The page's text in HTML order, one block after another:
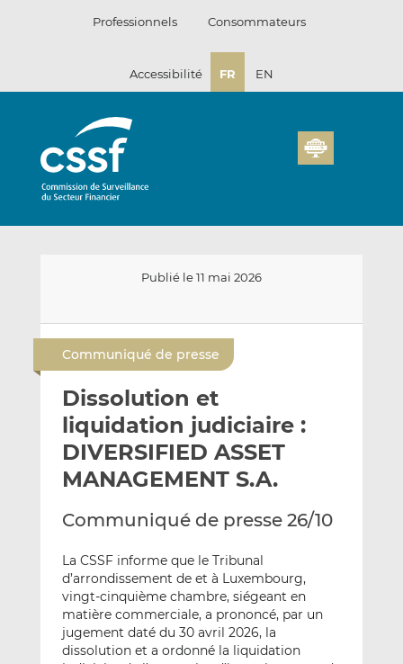
Professionnels Consommateurs
Accessibilité FR EN
Publié le 11 mai 2026
n
v
o
y
e
r
p
a
e
a
i
l
a
r
t
a
g
e
r
s
r
i
n
k
e
d
a
r
t
a
g
e
r
s
r
a
c
e
b
o
Communiqué de presse
Dissolution et
liquidation judiciaire :
DIVERSIFIED ASSET
MANAGEMENT S.A.
Communiqué de presse 26/10
La CSSF informe que le Tribunal
d’arrondissement de et à Luxembourg,
vingt-cinquième chambre, siégeant en
matière commerciale, a prononcé, par un
jugement daté du 30 avril 2026, la
dissolution et a ordonné la liquidation